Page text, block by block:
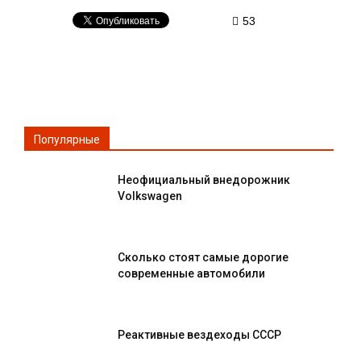
53
Популярные
Неофициальный внедорожник
Volkswagen
Сколько стоят самые дорогие
современные автомобили
Реактивные вездеходы СССР